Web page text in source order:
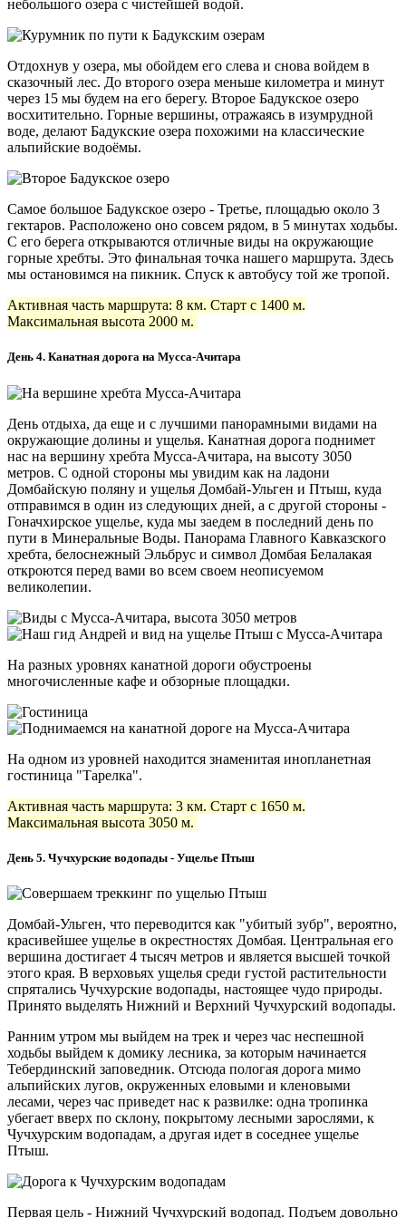
небольшого озера с чистейшей водой.
Отдохнув у озера, мы обойдем его слева и снова войдем в
сказочный лес. До второго озера меньше километра и минут
через 15 мы будем на его берегу. Второе Бадукское озеро
восхитительно. Горные вершины, отражаясь в изумрудной
воде, делают Бадукские озера похожими на классические
альпийские водоёмы.
Самое большое Бадукское озеро - Третье, площадью около 3
гектаров. Расположено оно совсем рядом, в 5 минутах ходьбы.
С его берега открываются отличные виды на окружающие
горные хребты. Это финальная точка нашего маршрута. Здесь
мы остановимся на пикник. Спуск к автобусу той же тропой.
Активная часть маршрута: 8 км. Старт с 1400 м.
Максимальная высота 2000 м.
День 4. Канатная дорога на Мусса-Ачитара
День отдыха, да еще и с лучшими панорамными видами на
окружающие долины и ущелья. Канатная дорога поднимет
нас на вершину хребта Мусса-Ачитара, на высоту 3050
метров. С одной стороны мы увидим как на ладони
Домбайскую поляну и ущелья Домбай-Ульген и Птыш, куда
отправимся в один из следующих дней, а с другой стороны -
Гоначхирское ущелье, куда мы заедем в последний день по
пути в Минеральные Воды. Панорама Главного Кавказского
хребта, белоснежный Эльбрус и символ Домбая Белалакая
откроются перед вами во всем своем неописуемом
великолепии.
На разных уровнях канатной дороги обустроены
многочисленные кафе и обзорные площадки.
На одном из уровней находится знаменитая инопланетная
гостиница "Тарелка".
Активная часть маршрута: 3 км. Старт с 1650 м.
Максимальная высота 3050 м.
День 5. Чучхурские водопады - Ущелье Птыш
Домбай-Ульген, что переводится как "убитый зубр", вероятно,
красивейшее ущелье в окрестностях Домбая. Центральная его
вершина достигает 4 тысяч метров и является высшей точкой
этого края. В верховьях ущелья среди густой растительности
спрятались Чучхурские водопады, настоящее чудо природы.
Принято выделять Нижний и Верхний Чучхурский водопады.
Ранним утром мы выйдем на трек и через час неспешной
ходьбы выйдем к домику лесника, за которым начинается
Тебердинский заповедник. Отсюда пологая дорога мимо
альпийских лугов, окруженных еловыми и кленовыми
лесами, через час приведет нас к развилке: одна тропинка
убегает вверх по склону, покрытому лесными зарослями, к
Чучхурским водопадам, а другая идет в соседнее ущелье
Птыш.
Первая цель - Нижний Чучхурский водопад. Подъем довольно